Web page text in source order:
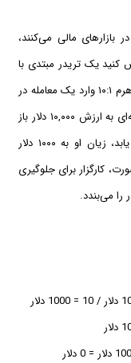
بازارهای مالی می‌کنند،
کنید یک تریدر مبتدی با
موجودی ۱۰۰۰ دلار در حساب خود و با استفاده از اهرم ۱۰:۱ وارد یک معامله در
بازار فارکس می‌شود. او با این اعتبار قرضی، معامله‌ای به ارزش ۱۰,۰۰۰ دلار باز
می‌کند. حال اگر قیمت دارایی ۱۰ درصد کاهش یابد، زیان او به ۱۰۰۰ دلار
کارگزار برای جلوگیری
را می‌بندد.